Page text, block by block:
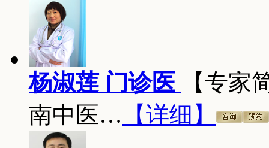
杨淑莲 门诊医
【专家
南中医… 【详细】